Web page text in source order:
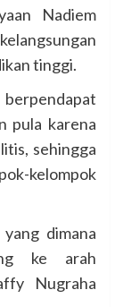
Nadiem
tinggi.
pula karena
sehingga
kelompok
dimana
ke arah
Nugraha